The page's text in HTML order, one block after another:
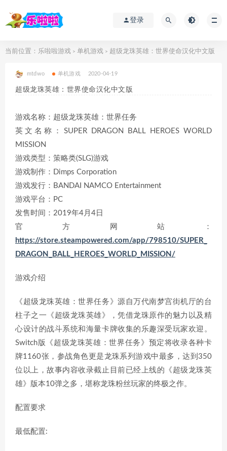
登录
当前位置： 乐啦啦游戏 > 单机游戏 > 超级龙珠英雄：世界使命汉化中文版
mtdwo 单机游戏 2020-04-19
超级龙珠英雄：世界使命汉化中文版
游戏名称：超级龙珠英雄：世界任务
英文名称：SUPER DRAGON BALL HEROES WORLD
MISSION
游戏类型：策略类(SLG)游戏
游戏制作：Dimps Corporation
游戏发行：BANDAI NAMCO Entertainment
游戏平台：PC
发售时间：2019年4月4日
官方网站：
https://store.steampowered.com/app/798510/SUPER_
DRAGON_BALL_HEROES_WORLD_MISSION/
游戏介绍
《超级龙珠英雄：世界任务》源自万代南梦宫街机厅的台
柱子之一《超级龙珠英雄》，凭借龙珠原作的魅力以及精
心设计的战斗系统和海量卡牌收集的乐趣深受玩家欢迎。
Switch版《超级龙珠英雄：世界任务》预定将收录各种卡
牌1160张，参战角色更是龙珠系列游戏中最多，达到350
位以上，故事内容收录截止目前已经上线的《超级龙珠英
雄》版本10弹之多，堪称龙珠粉丝玩家的终极之作。
配置要求
最低配置: